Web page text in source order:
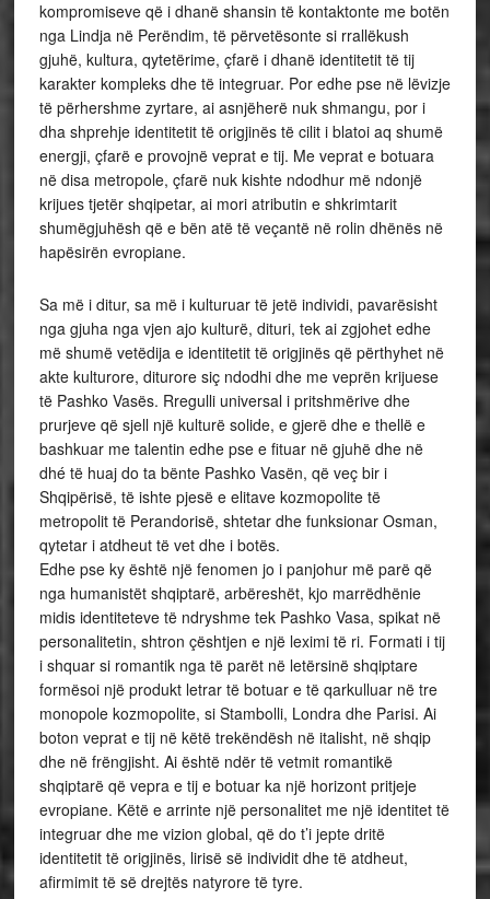
kompromiseve që i dhanë shansin të kontaktonte me botën
nga Lindja në Perëndim, të përvetësonte si rrallëkush
gjuhë, kultura, qytetërime, çfarë i dhanë identitetit të tij
karakter kompleks dhe të integruar. Por edhe pse në lëvizje
të përhershme zyrtare, ai asnjëherë nuk shmangu, por i
dha shprehje identitetit të origjinës të cilit i blatoi aq shumë
energji, çfarë e provojnë veprat e tij. Me veprat e botuara
në disa metropole, çfarë nuk kishte ndodhur më ndonjë
krijues tjetër shqipetar, ai mori atributin e shkrimtarit
shumëgjuhësh që e bën atë të veçantë në rolin dhënës në
hapësirën evropiane.
Sa më i ditur, sa më i kulturuar të jetë individi, pavarësisht
nga gjuha nga vjen ajo kulturë, dituri, tek ai zgjohet edhe
më shumë vetëdija e identitetit të origjinës që përthyhet në
akte kulturore, diturore siç ndodhi dhe me veprën krijuese
të Pashko Vasës. Rregulli universal i pritshmërive dhe
prurjeve që sjell një kulturë solide, e gjerë dhe e thellë e
bashkuar me talentin edhe pse e fituar në gjuhë dhe në
dhé të huaj do ta bënte Pashko Vasën, që veç bir i
Shqipërisë, të ishte pjesë e elitave kozmopolite të
metropolit të Perandorisë, shtetar dhe funksionar Osman,
qytetar i atdheut të vet dhe i botës.
Edhe pse ky është një fenomen jo i panjohur më parë që
nga humanistët shqiptarë, arbëreshët, kjo marrëdhënie
midis identiteteve të ndryshme tek Pashko Vasa, spikat në
personalitetin, shtron çështjen e një leximi të ri. Formati i tij
i shquar si romantik nga të parët në letërsinë shqiptare
formësoi një produkt letrar të botuar e të qarkulluar në tre
monopole kozmopolite, si Stambolli, Londra dhe Parisi. Ai
boton veprat e tij në këtë trekëndësh në italisht, në shqip
dhe në frëngjisht. Ai është ndër të vetmit romantikë
shqiptarë që vepra e tij e botuar ka një horizont pritjeje
evropiane. Këtë e arrinte një personalitet me një identitet të
integruar dhe me vizion global, që do t’i jepte dritë
identitetit të origjinës, lirisë së individit dhe të atdheut,
afirmimit të së drejtës natyrore të tyre.